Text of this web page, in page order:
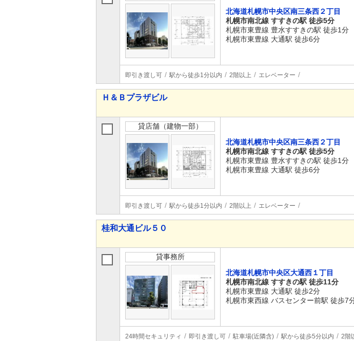
北海道札幌市中央区南三条西２丁目
札幌市南北線 すすきの駅 徒歩5分
札幌市東豊線 豊水すすきの駅 徒歩1分
札幌市東豊線 大通駅 徒歩6分
即引き渡し可 駅から徒歩1分以内 2階以上 エレベーター
Ｈ＆Ｂプラザビル
貸店舗（建物一部）
北海道札幌市中央区南三条西２丁目
札幌市南北線 すすきの駅 徒歩5分
札幌市東豊線 豊水すすきの駅 徒歩1分
札幌市東豊線 大通駅 徒歩6分
即引き渡し可 駅から徒歩1分以内 2階以上 エレベーター
桂和大通ビル５０
貸事務所
北海道札幌市中央区大通西１丁目
札幌市南北線 すすきの駅 徒歩11分
札幌市東豊線 大通駅 徒歩2分
札幌市東西線 バスセンター前駅 徒歩7
24時間セキュリティ 即引き渡し可 駐車場(近隣含) 駅から徒歩5分以内 2階